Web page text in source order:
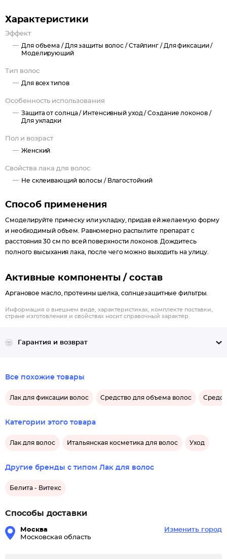
Характеристики
Эффект
Для объема / Для защиты волос /Стайлинг / Для фиксации /
Моделирующий
Тип волос
Для всех типов
Особенность использования
Защита от солнца / Интенсивный уход /Создание локонов /
Для укладки
Пол и возраст
Женский
Свойства лака для волос
Не склеивающий волосы / Влагостойкий
Способ применения
Смоделируйте прическу или укладку, придав ей желаемую форму
и необходимый объем. Равномерно распылите препарат с
расстояния 30 см по всей поверхности локонов. Дождитесь
полного высыхания лака, после чего можно выходить на улицу.
Активные компоненты / состав
Аргановое масло, протеины шелка, солнцезащитные фильтры.
Информация о внешнем виде, характеристиках, комплекте поставки,
стране изготовления и свойствах носит справочный характер.
Гарантия и возврат
Все похожие товары
Лак для фиксации волос Средство для объема волос
Категории этого товара
Лак для волос Итальянская косметика для волос Уход
Другие бренды с типом Лак для волос
Белита - Витекс
Способы доставки
Москва
Московская область
Изменить город